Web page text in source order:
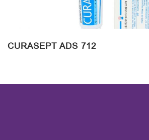
CURASEPT ADS 712